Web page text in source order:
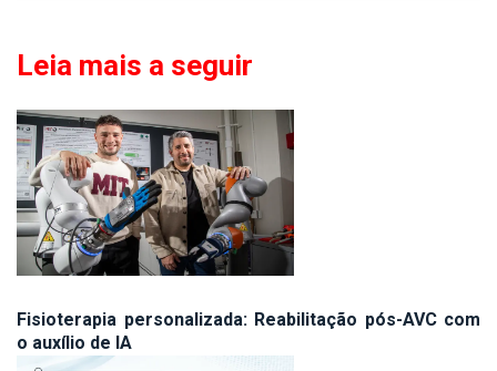
Leia mais a seguir
Fisioterapia personalizada: Reabilitação pós-AVC com
o auxílio de IA